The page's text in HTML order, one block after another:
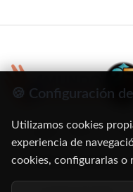
C/ Oruro, 11.
91 345 06 26
🍪 Configuración
Utilizamos cookies
experiencia de
cookies, configurarlas o